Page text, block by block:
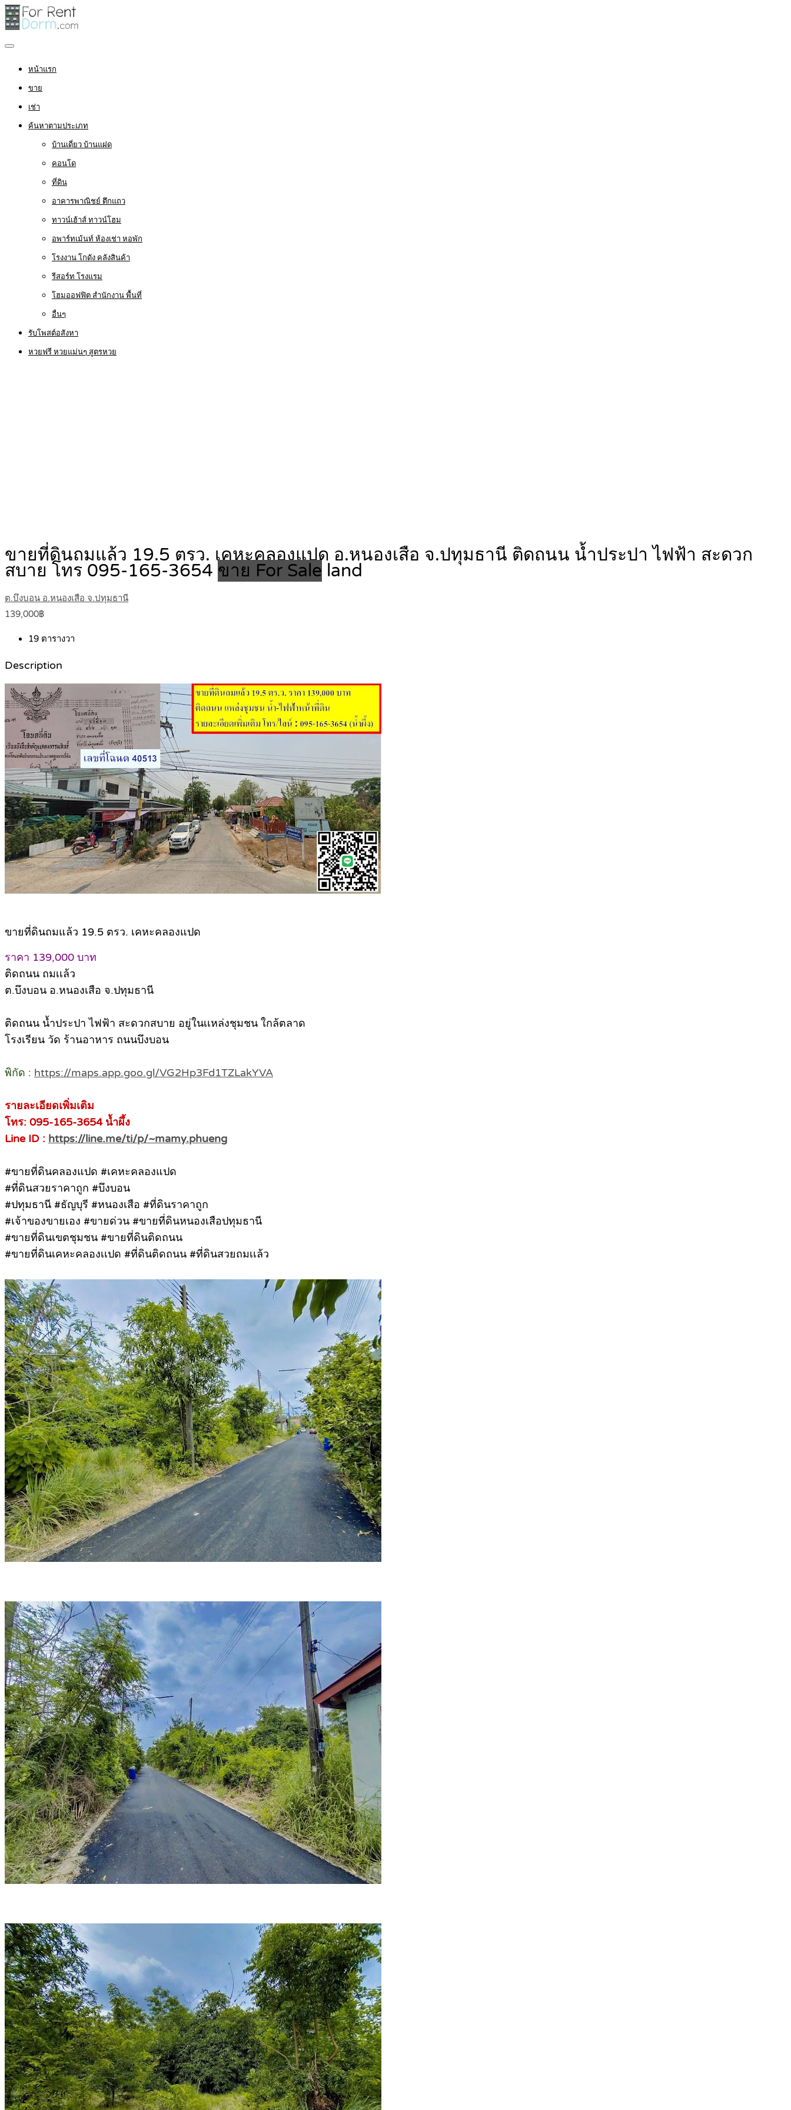
หน้าแรก
ขาย
เช่า
ค้นหาตามประเภท
บ้านเดี่ยว บ้านแฝด
คอนโด
ที่ดิน
อาคารพาณิชย์ ตึกแถว
ทาวน์เฮ้าส์ ทาวน์โฮม
อพาร์ทเม้นท์ ห้องเช่า หอพัก
โรงงาน โกดัง คลังสินค้า
รีสอร์ท โรงแรม
โฮมออฟฟิต สำนักงาน พื้นที่
อื่นๆ
รับโพสต์อสังหา
หวยฟรี หวยแม่นๆ สูตรหวย
ขายที่ดินถมแล้ว 19.5 ตรว. เคหะคลองแปด อ.หนองเสือ จ.ปทุมธานี ติดถนน น้ำประปา ไฟฟ้า สะดวก
สบาย โทร 095-165-3654 ขาย For Sale land
ต.บึงบอน อ.หนองเสือ จ.ปทุมธานี
139,000฿
19 ตารางวา
Description
ขายที่ดินถมแล้ว 19.5 ตรว. เคหะคลองแปด
ราคา 139,000 บาท
ติดถนน ถมเเล้ว
ต.บึงบอน อ.หนองเสือ จ.ปทุมธานี
ติดถนน น้ำประปา ไฟฟ้า สะดวกสบาย อยู่ในเเหล่งชุมชน ใกล้ตลาด
โรงเรียน วัด ร้านอาหาร ถนนบึงบอน
พิกัด : https://maps.app.goo.gl/VG2Hp3Fd1TZLakYVA
รายละเอียดเพิ่มเติม
โทร: 095-165-3654 น้ำผึ้ง
Line ID : https://line.me/ti/p/~mamy.phueng
#ขายที่ดินคลองแปด #เคหะคลองแปด
#ที่ดินสวยราคาถูก #บึงบอน
#ปทุมธานี #ธัญบุรี #หนองเสือ #ที่ดินราคาถูก
#เจ้าของขายเอง #ขายด่วน #ขายที่ดินหนองเสือปทุมธานี
#ขายที่ดินเขตชุมชน #ขายที่ดินติดถนน
#ขายที่ดินเคหะคลองเเปด #ที่ดินติดถนน #ที่ดินสวยถมเเล้ว